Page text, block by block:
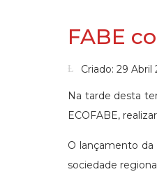
FABE
Criado: 29 Abril
Na tarde desta
ECOFABE,
O lançamento da
sociedade